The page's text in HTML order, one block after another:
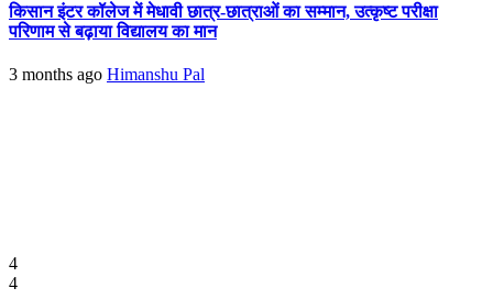
किसान इंटर कॉलेज में मेधावी छात्र-छात्राओं का सम्मान, उत्कृष्ट परीक्षा
परिणाम से बढ़ाया विद्यालय का मान
3 months ago Himanshu Pal
4
4